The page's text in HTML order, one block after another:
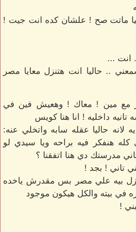
ماتت صح ! علشان كده انت جيت !
انت ...
.. حاليا انت هتنزل معايا مصر
مع مين ! معاك ! وهعيش فين في
داخليه ! انا هنا كويس
لانه حاليا عقله سابه واتخلي عنه:
كله هنفكر فيه براحه ويا سيدي لو
مدرستك دي هنا اتفقنا ؟
تاني ! بجد !
بيه علي مصر بس مقدرش ياخده
في بيته والكل هيكون موجود
!